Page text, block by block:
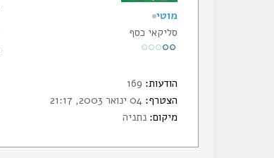
מוטי
סליקאי כסף
הודעות:
הצטרף:
מיקום: נתניה